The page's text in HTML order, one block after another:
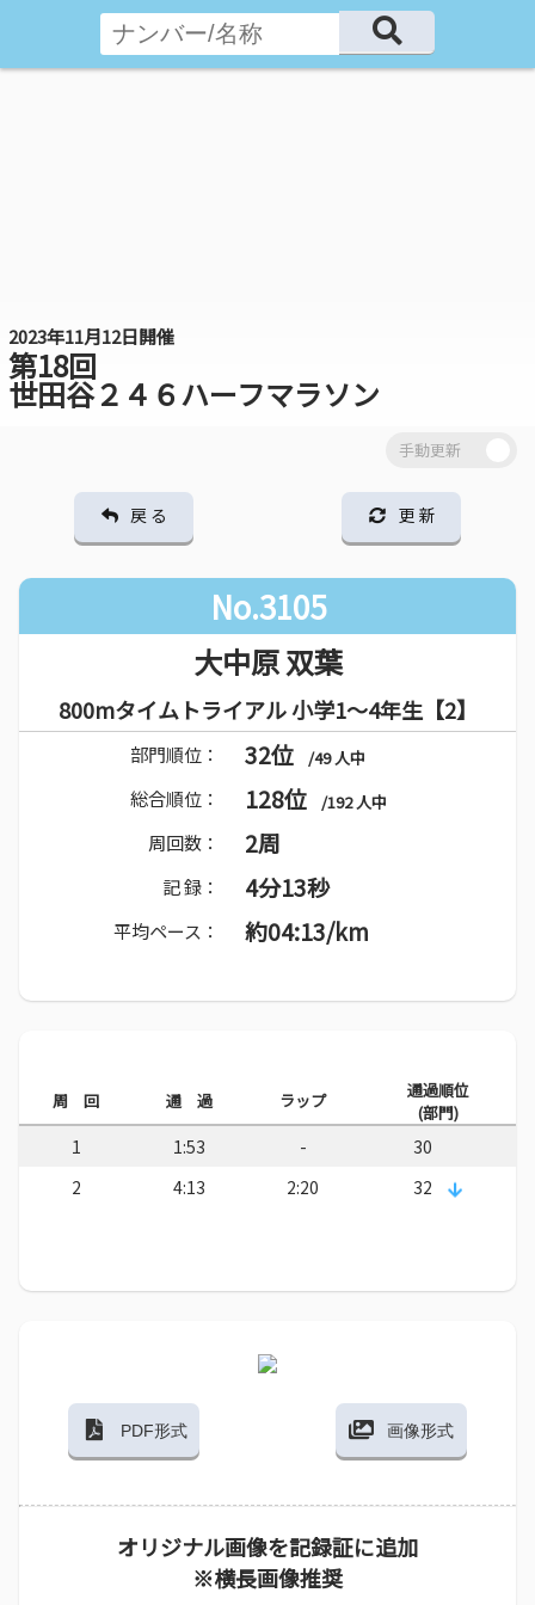
2023年11月12日開催
第18回
世田谷２４６ハーフマラソン
戻 る 更 新
No.3105
大中原 双葉
800mタイムトライアル 小学1～4年生【2】
部門順位： 32位 /49 人中
総合順位： 128位 /192 人中
周回数： 2周
記 録： 4分13秒
平均ペース： 約04:13/km
周 回 通 過 ラップ
通過順位
(部門)
1 1:53 -
30
2
4:13 2:20 32
PDF形式 画像形式
オリジナル画像を記録証に追加
※横長画像推奨